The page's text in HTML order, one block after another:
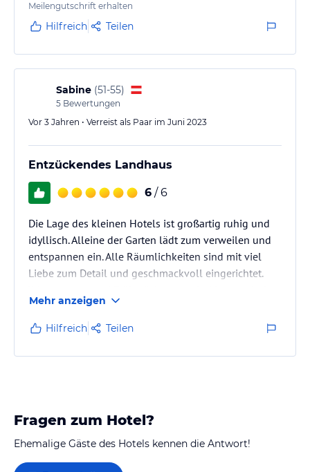
Meilengutschrift erhalten
Hilfreich Teilen
Sabine (51-55)
5 Bewertungen
Vor 3 Jahren • Verreist als Paar im Juni 2023
Entzückendes Landhaus
6 / 6
Die Lage des kleinen Hotels ist großartig ruhig und
idyllisch. Alleine der Garten lädt zum verweilen und
entspannen ein. Alle Räumlichkeiten sind mit viel
Liebe zum Detail und geschmackvoll eingerichtet.
und elegant. Unser Zimmer 4 ‚Franzl‘ war klein aber
alles notwendige vorhanden und wir waren auch nur
eine Nacht dort. Schlafraum mit Bett, Schreibtisch
und ein bequemer Stuhl sowie Gemeinschaftsbalkon.
Mehr anzeigen
Hilfreich Teilen
Fragen zum Hotel?
Ehemalige Gäste des Hotels kennen die Antwort!